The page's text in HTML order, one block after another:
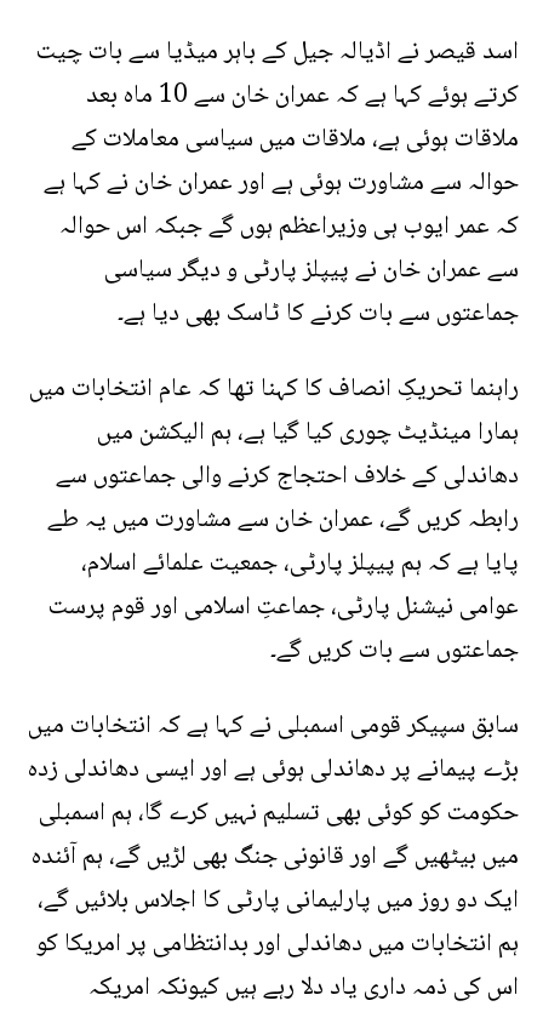
اسد قیصر نے اڈیالہ جیل کے باہر میڈیا سے بات چیت
کرتے ہوئے کہا ہے کہ عمران خان سے 10 ماہ بعد
ملاقات ہوئی ہے، ملاقات میں سیاسی معاملات کے
حوالہ سے مشاورت ہوئی ہے اور عمران خان نے کہا ہے
کہ عمر ایوب ہی وزیراعظم ہوں گے جبکہ اس حوالہ
سے عمران خان نے پیپلز پارٹی و دیگر سیاسی
جماعتوں سے بات کرنے کا ٹاسک بھی دیا ہے۔
راہنما تحریکِ انصاف کا کہنا تھا کہ عام انتخابات میں
ہمارا مینڈیٹ چوری کیا گیا ہے، ہم الیکشن میں
دھاندلی کے خلاف احتجاج کرنے والی جماعتوں سے
رابطہ کریں گے، عمران خان سے مشاورت میں یہ طے
پایا ہے کہ ہم پیپلز پارٹی، جمعیت علمائے اسلام،
عوامی نیشنل پارٹی، جماعتِ اسلامی اور قوم پرست
جماعتوں سے بات کریں گے۔
سابق سپیکر قومی اسمبلی نے کہا ہے کہ انتخابات میں
بڑے پیمانے پر دھاندلی ہوئی ہے اور ایسی دھاندلی زدہ
حکومت کو کوئی بھی تسلیم نہیں کرے گا، ہم اسمبلی
میں بیٹھیں گے اور قانونی جنگ بھی لڑیں گے، ہم آئندہ
ایک دو روز میں پارلیمانی پارٹی کا اجلاس بلائیں گے،
ہم انتخابات میں دھاندلی اور بدانتظامی پر امریکا کو
اس کی ذمہ داری یاد دلا رہے ہیں کیونکہ امریکہ